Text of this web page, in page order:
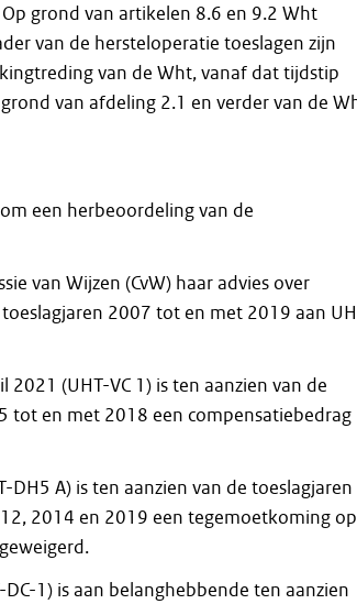
grond van artikelen 8.6 en 9.2 Wht
van de hersteloperatie toeslagen zijn
van de Wht, vanaf dat tijdstip
van afdeling 2.1 en verder van de
een herbeoordeling van de
van Wijzen (CvW) haar advies over
2007 tot en met 2019 aan
(UHT-VC 1) is ten aanzien van de
tot en met 2018 een compensatiebedrag
DH5 A) is ten aanzien van de toeslagjaren
2014 en 2019 een tegemoetkoming op
1) is aan belanghebbende ten aanzien